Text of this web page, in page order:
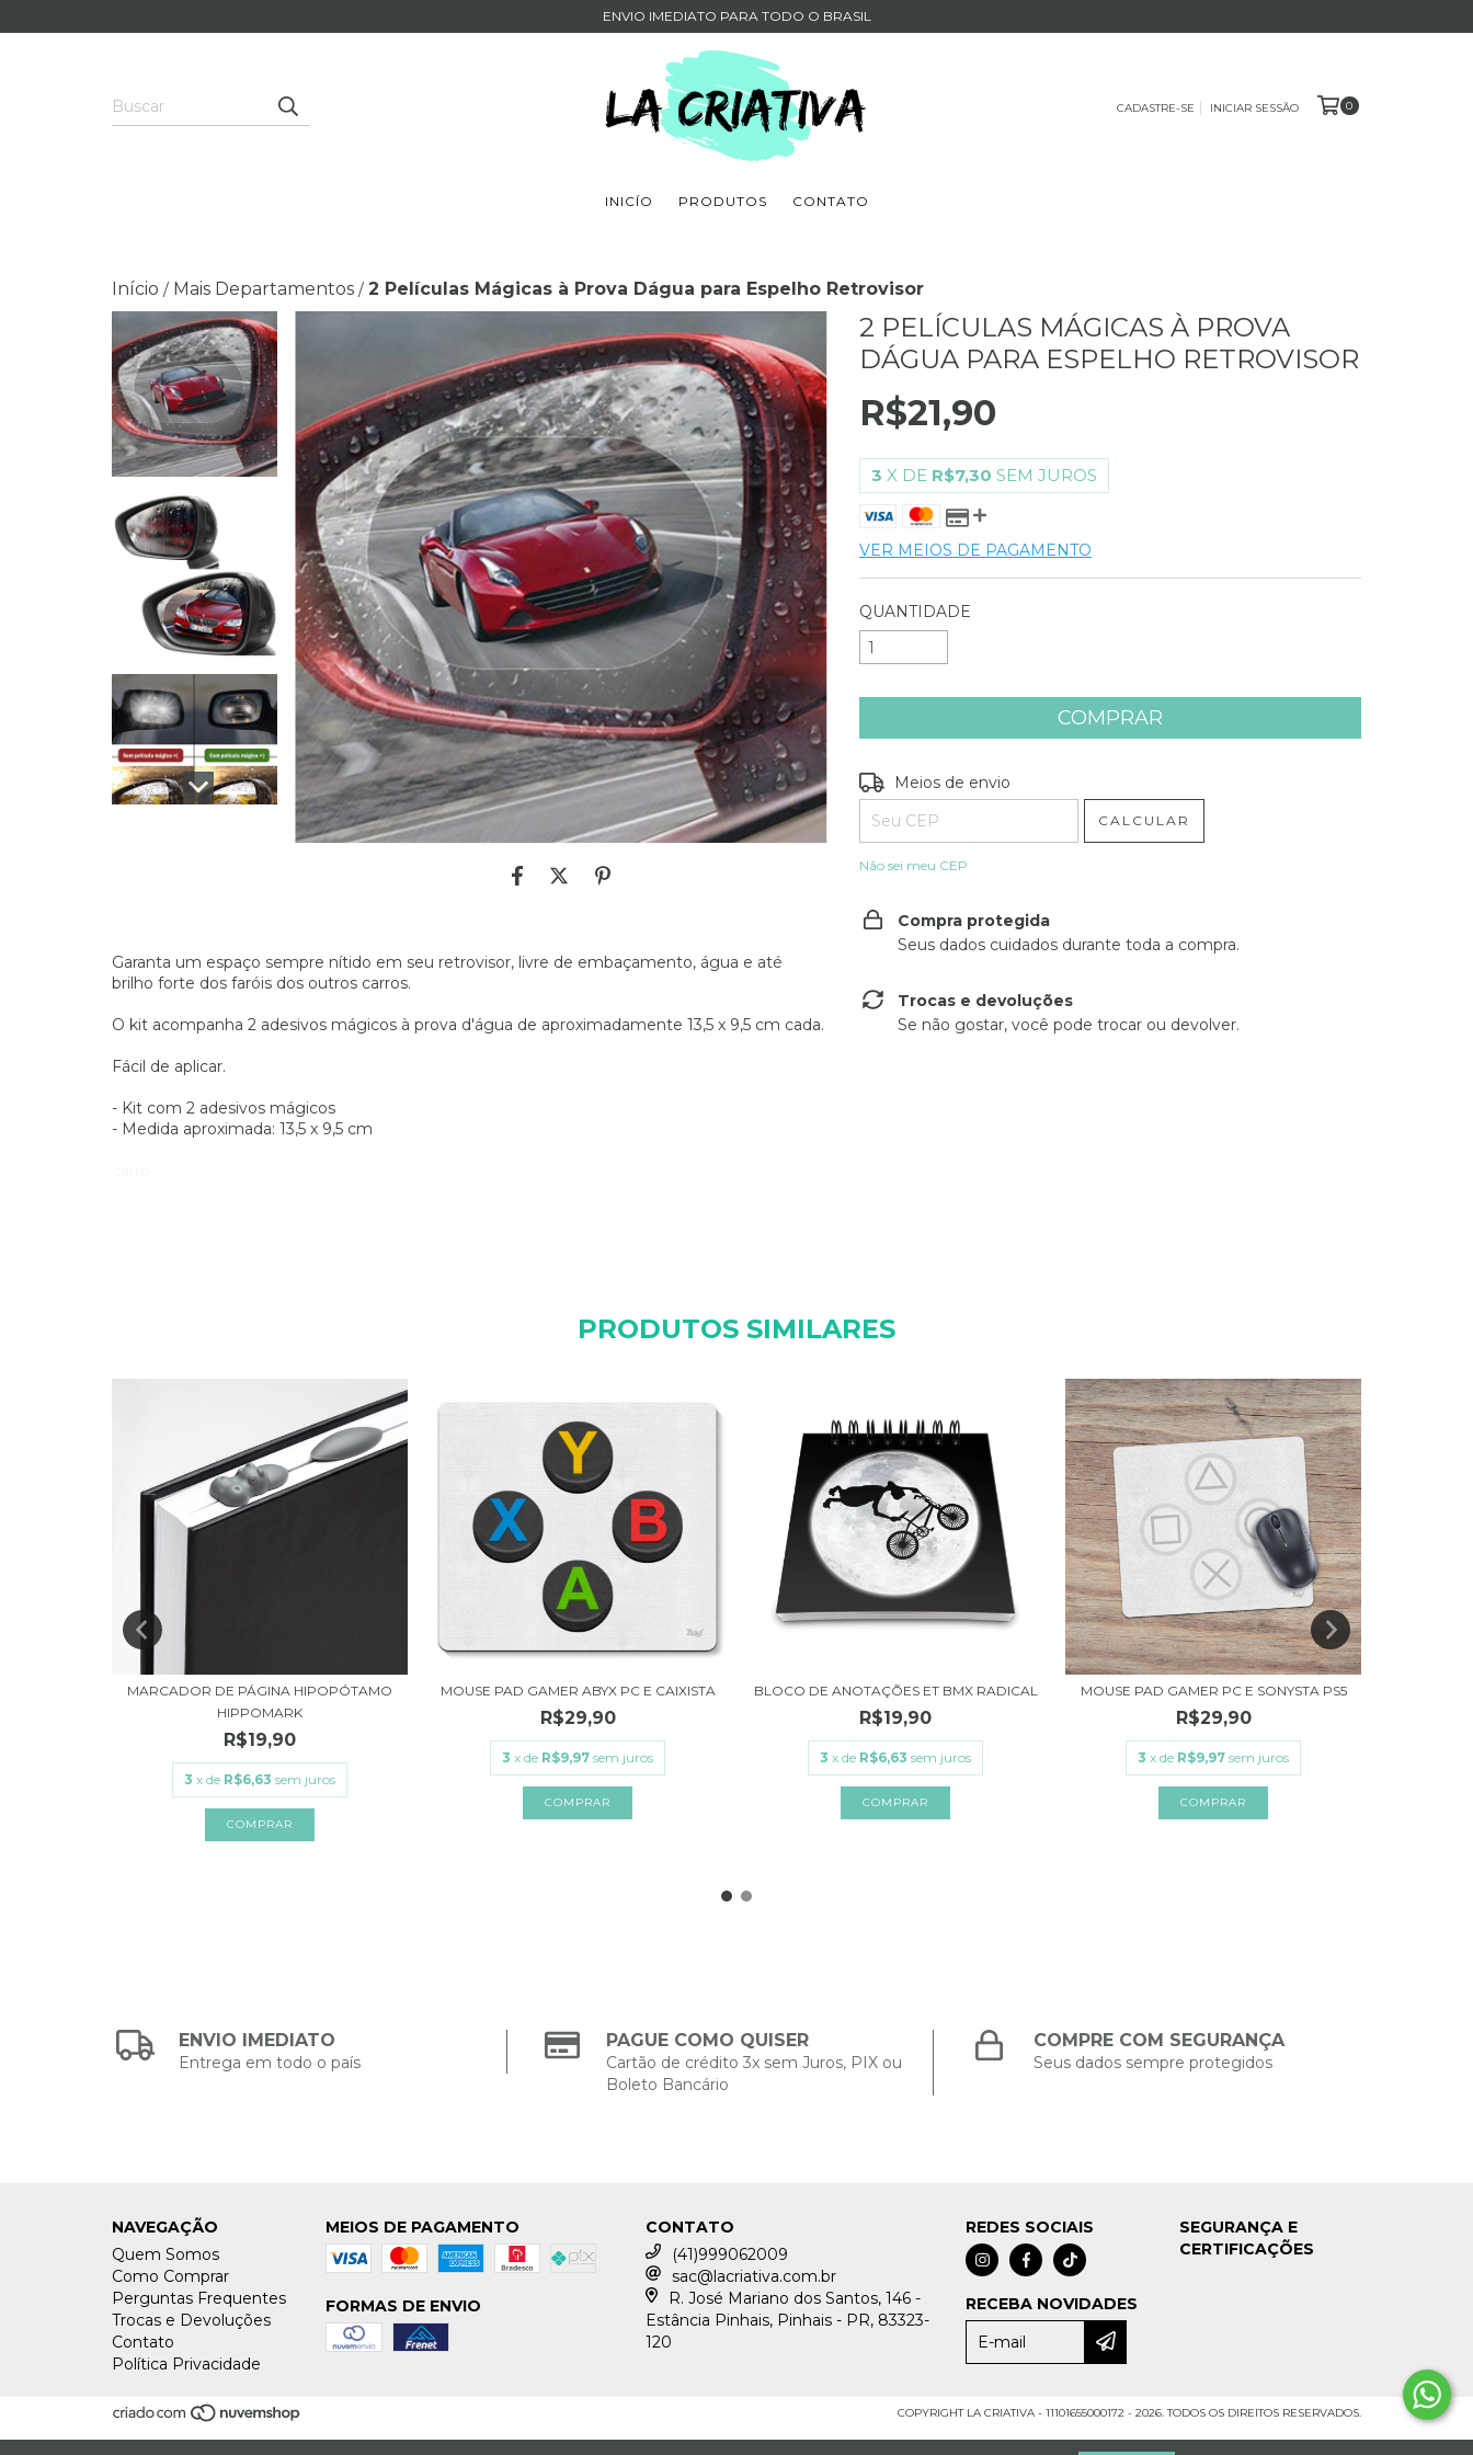
ENVIO IMEDIATO PARA TODO O BRASIL
CADASTRE-SE INICIAR SESSÃO 0
INICÍO PRODUTOS CONTATO
Início / Mais Departamentos / 2 Películas Mágicas à Prova Dágua para Espelho Retrovisor
Garanta um espaço sempre nítido em seu retrovisor, livre de embaçamento, água e até
brilho forte dos faróis dos outros carros.
O kit acompanha 2 adesivos mágicos à prova d'água de aproximadamente 13,5 x 9,5 cm cada.
Fácil de aplicar.
- Kit com 2 adesivos mágicos
- Medida aproximada: 13,5 x 9,5 cm
2 PELÍCULAS MÁGICAS À PROVA
DÁGUA PARA ESPELHO RETROVISOR
R$21,90
3 X DE R$7,30 SEM JUROS
VER MEIOS DE PAGAMENTO
QUANTIDADE
Entregas para o CEP:
Meios de envio
CALCULAR
Não sei meu CEP
Compra protegida
Seus dados cuidados durante toda a compra.
Trocas e devoluções
Se não gostar, você pode trocar ou devolver.
PRODUTOS SIMILARES
MARCADOR DE PÁGINA HIPOPÓTAMO
HIPPOMARK
R$19,90
3 x de R$6,63 sem juros
MOUSE PAD GAMER ABYX PC E CAIXISTA
R$29,90
3 x de R$9,97 sem juros
BLOCO DE ANOTAÇÕES ET BMX RADICAL
R$19,90
3 x de R$6,63 sem juros
MOUSE PAD GAMER PC E SONYSTA PS5
R$29,90
3 x de R$9,97 sem juros
ENVIO IMEDIATO
Entrega em todo o país
PAGUE COMO QUISER
Cartão de crédito 3x sem Juros, PIX ou
Boleto Bancário
COMPRE COM SEGURANÇA
Seus dados sempre protegidos
NAVEGAÇÃO
Quem Somos
Como Comprar
Perguntas Frequentes
Trocas e Devoluções
Contato
Política Privacidade
MEIOS DE PAGAMENTO
FORMAS DE ENVIO
CONTATO
(41)999062009
sac@lacriativa.com.br
R. José Mariano dos Santos, 146 -
Estância Pinhais, Pinhais - PR, 83323-
120
REDES SOCIAIS
RECEBA NOVIDADES
SEGURANÇA E
CERTIFICAÇÕES
COPYRIGHT LA CRIATIVA - 11101655000172 - 2026. TODOS OS DIREITOS RESERVADOS.